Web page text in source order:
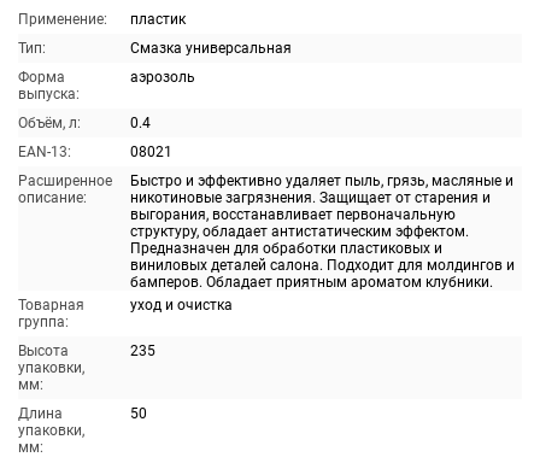
Применение:
пластик
Тип:
Смазка универсальная
Форма
выпуска:
аэрозоль
Объём, л:
0.4
EAN-13:
08021
Расширенное
описание:
Быстро и эффективно удаляет пыль, грязь, масляные и
никотиновые загрязнения. Защищает от старения и
выгорания, восстанавливает первоначальную
структуру, обладает антистатическим эффектом.
Предназначен для обработки пластиковых и
виниловых деталей салона. Подходит для молдингов и
бамперов. Обладает приятным ароматом клубники.
Товарная
группа:
уход и очистка
Высота
упаковки,
мм:
235
Длина
упаковки,
мм:
50